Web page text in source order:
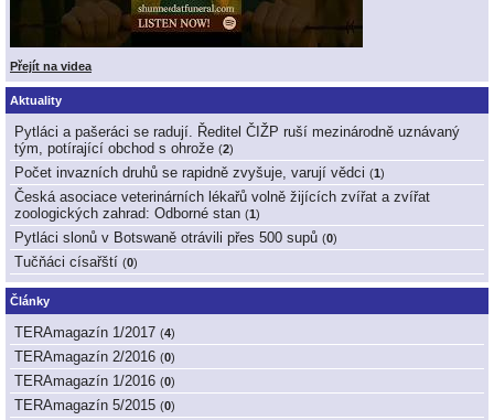
Přejít na videa
Aktuality
Pytláci a pašeráci se radují. Ředitel ČIŽP ruší mezinárodně uznávaný
tým, potírající obchod s ohrože (2)
Počet invazních druhů se rapidně zvyšuje, varují vědci (1 )
Česká asociace veterinárních lékařů volně žijících zvířat a zvířat
zoologických zahrad: Odborné stan (1 )
Pytláci slonů v Botswaně otrávili přes 500 supů (0)
Tučňáci císařští (0)
Články
TERAmagazín 1/2017 (4)
TERAmagazín 2/2016 (0)
TERAmagazín 1/2016 (0)
TERAmagazín 5/2015 (0)